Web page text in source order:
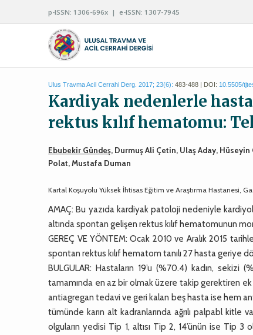
p-ISSN: 1306-696x | e-ISSN: 1307-7945
Ulus Travma Acil Cerrahi Derg. 2017; 23(6): 483-488 | DOI: 10.5505/
Kardiyak nedenlerle
rektus kılıf hematomu:
Ebubekir Gündeş, Durmuş Ali Çetin, Ulaş Aday,
Polat, Mustafa Duman
Kartal Koşuyolu Yüksek İhtisas Eğitim ve Araştırma Hastanesi,
AMAÇ: Bu yazıda kardiyak patoloji nedeniyle
altında spontan gelişen rektus kılıf hematomunun
GEREÇ VE YÖNTEM: Ocak 2010 ve Aralık 2015
spontan rektus kılıf hematom tanılı 27 hasta geriye
BULGULAR: Hastaların 19’u (%70.4) kadın, sekizi
tamamında en az bir olmak üzere takip gerektiren
antiagregan tedavi ve geri kalan beş hasta ise hem
tümünde karın alt kadranlarında ağrılı palpabl
olguların yedisi Tip 1, altısı Tip 2, 14’ünün ise Tip